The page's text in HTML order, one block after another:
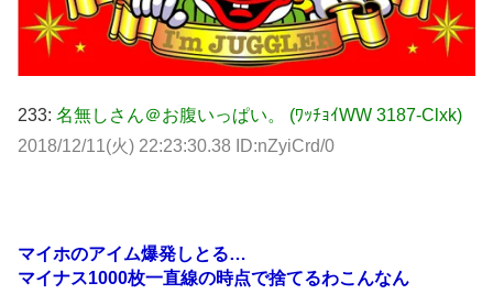
233: 名無しさん＠お腹いっぱい。 (ﾜｯﾁｮｲWW 3187-Clxk)
2018/12/11(火) 22:23:30.38 ID:nZyiCrd/0
マイホのアイム爆発しとる…
マイナス1000枚一直線の時点で捨てるわこんなん